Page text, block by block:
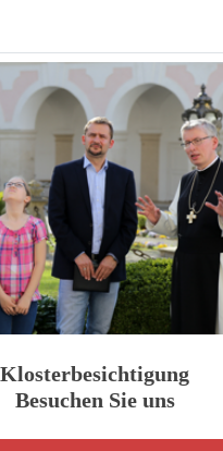
Klosterbesichtigung
Besuchen Sie uns